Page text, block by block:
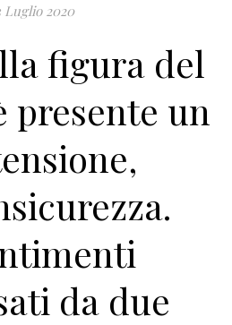
Luglio 2020
figura del
presente un
da due